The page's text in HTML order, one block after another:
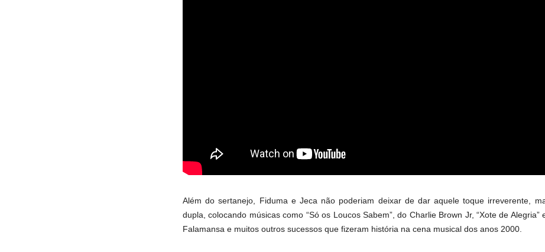
Além do sertanejo, Fiduma e Jeca não poderiam deixar de dar aquele toque irreverente,
dupla, colocando músicas como “Só os Loucos Sabem”, do Charlie Brown Jr, “Xote de Alegria”
Falamansa e muitos outros sucessos que fizeram história na cena musical dos anos 2000.